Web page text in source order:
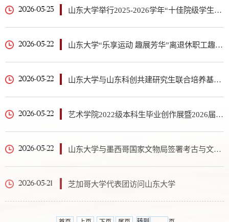
山东大学举行2025-2026学年“十佳院级学生会组织”评选暨“我为同学做实事”活动结项答辩
2026-05-23
山东大学“乐享运动 趣展芳华”离退休职工趣味运动会举行
2026-05-22
山东大学与山东科创共建研究生联合培养基地及企业教室
2026-05-22
艺术学院2022级本科生毕业创作展暨2026届艺术类毕业生专场招聘会举行
2026-05-22
山东大学与墨西哥国家文物局签署考古与文化遗产合作备忘录
2026-05-22
芝加哥大学代表团访问山东大学
2026-05-21